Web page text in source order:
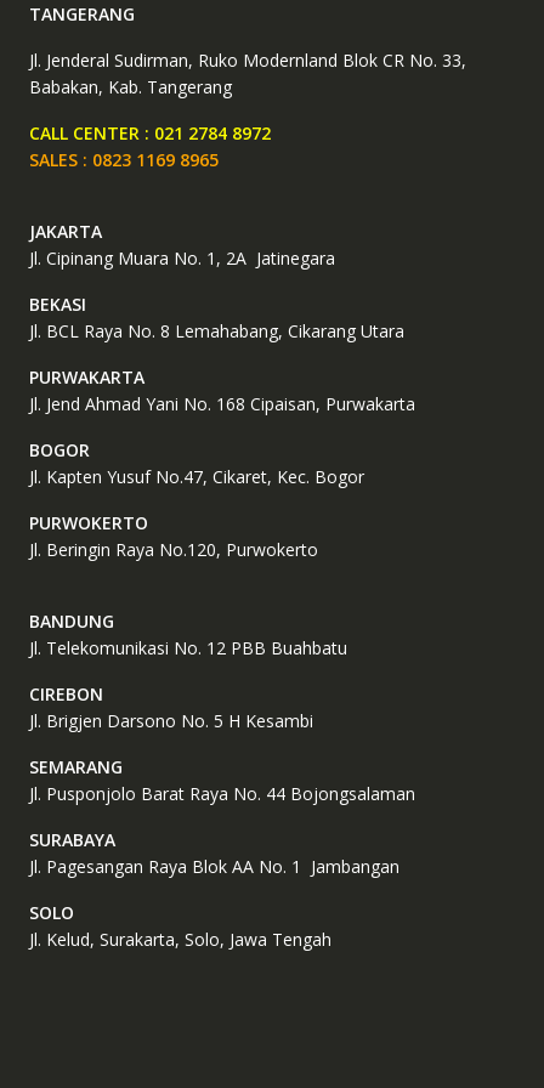
TANGERANG
Jl. Jenderal Sudirman, Ruko Modernland Blok CR No. 33,
Babakan, Kab. Tangerang
CALL CENTER : 021 2784 8972
SALES : 0823 1169 8965
JAKARTA
Jl. Cipinang Muara No. 1, 2A Jatinegara
BEKASI
Jl. BCL Raya No. 8 Lemahabang, Cikarang Utara
PURWAKARTA
Jl. Jend Ahmad Yani No. 168 Cipaisan, Purwakarta
BOGOR
Jl. Kapten Yusuf No.47, Cikaret, Kec. Bogor
PURWOKERTO
Jl. Beringin Raya No.120, Purwokerto
BANDUNG
Jl. Telekomunikasi No. 12 PBB Buahbatu
CIREBON
Jl. Brigjen Darsono No. 5 H Kesambi
SEMARANG
Jl. Pusponjolo Barat Raya No. 44 Bojongsalaman
SURABAYA
Jl. Pagesangan Raya Blok AA No. 1 Jambangan
SOLO
Jl. Kelud, Surakarta, Solo, Jawa Tengah